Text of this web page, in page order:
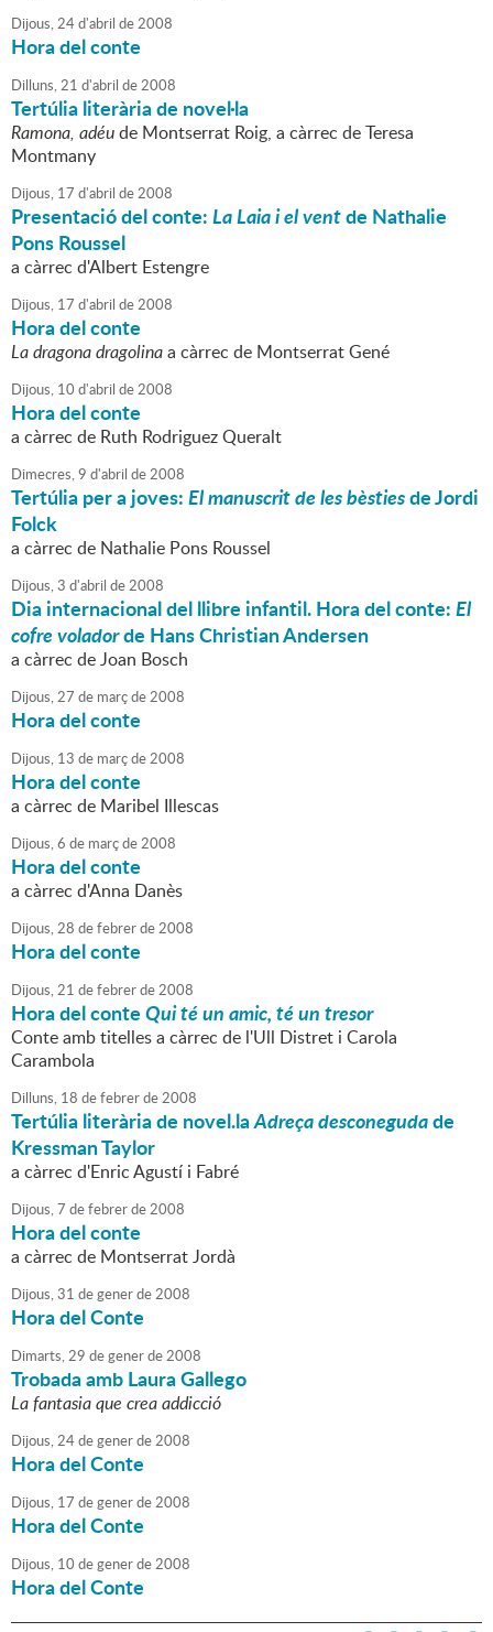
Dijous,24d'abril de2008
Hora del conte
Dilluns,21 d'abril de2008
Tertúlia literària de novel·la
Ramona, adéude Montserrat Roig, a càrrec de Teresa
Montmany
Dijous, 17 d'abril de2008
Presentació del conte:La Laia i el ventde Nathalie
Pons Roussel
a càrrec d'Albert Estengre
Dijous, 17 d'abril de2008
Hora del conte
La dragona dragolinaa càrrec de Montserrat Gené
Dijous, 10 d'abril de2008
Hora del conte
a càrrec de Ruth Rodriguez Queralt
Dimecres,9 d'abril de2008
Tertúlia per a joves:El manuscrit de les bèstiesde Jordi
Folck
a càrrec de Nathalie Pons Roussel
Dijous,3 d'abril de2008
Dia internacional del llibre infantil. Hora del conte:El
cofre voladorde Hans Christian Andersen
a càrrec de Joan Bosch
Dijous,27 de marçde2008
Hora del conte
Dijous, 13 de marçde2008
Hora del conte
a càrrec de Maribel Illescas
Dijous,6 de marçde2008
Hora del conte
a càrrec d'Anna Danès
Dijous,28 defebrerde2008
Hora del conte
Dijous,21 defebrerde2008
Hora del conteQui té un amic, té un tresor
Conte amb titelles a càrrec de l'Ull Distret i Carola
Carambola
Dilluns, 18 defebrerde2008
Tertúlia literària de novel.laAdreça desconegudade
Kressman Taylor
a càrrec d'Enric Agustí i Fabré
Dijous,7 defebrerde2008
Hora del conte
a càrrec de Montserrat Jordà
Dijous,31 degenerde2008
Hora del Conte
Dimarts,29 degenerde2008
Trobada amb Laura Gallego
La fantasia que crea addicció
Dijous,24degenerde2008
Hora del Conte
Dijous, 17 degenerde2008
Hora del Conte
Dijous, 10 degenerde2008
Hora del Conte